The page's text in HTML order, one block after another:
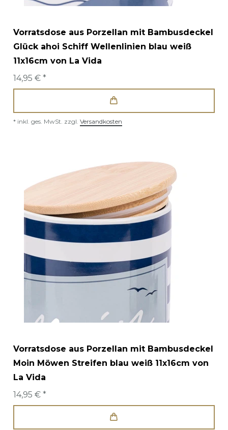
Vorratsdose aus Porzellan mit Bambusdeckel
Glück ahoi Schiff Wellenlinien blau weiß
11x16cm von La Vida
14,95 € *
* inkl. ges. MwSt. zzgl. Versandkosten
Vorratsdose aus Porzellan mit Bambusdeckel
Moin Möwen Streifen blau weiß 11x16cm von
La Vida
14,95 € *